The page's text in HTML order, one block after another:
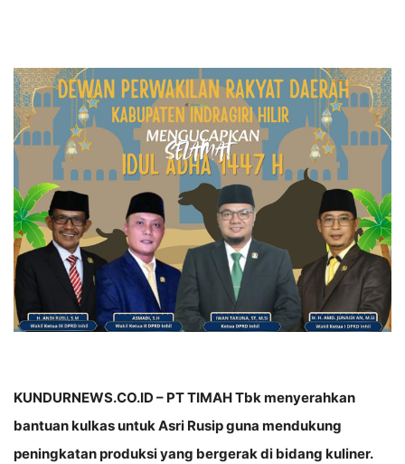
KUNDURNEWS.CO.ID – PT TIMAH Tbk menyerahkan
bantuan kulkas untuk Asri Rusip guna mendukung
peningkatan produksi yang bergerak di bidang kuliner.